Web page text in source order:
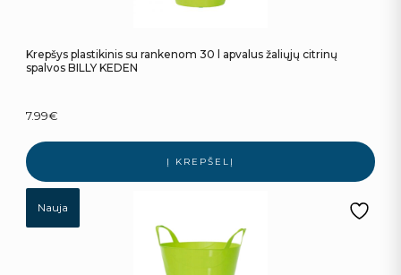
Krepšys plastikinis su rankenom 30 l apvalus žaliųjų citrinų
spalvos BILLY KEDEN
7.99€
Į KREPŠELĮ
Nauja